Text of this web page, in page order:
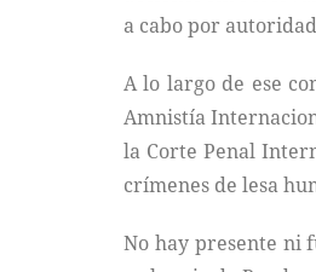
a cabo por
A lo largo de ese
Amnistía
la Corte Penal
crímenes de lesa
No hay presente ni